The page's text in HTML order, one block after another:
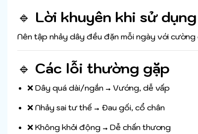
🔹 Lời khuyên khi sử dụng
Nên tập nhảy dây đều đặn mỗi ngày với
🔹 Các lỗi thường gặp
❌ Dây quá dài/ngắn → Vướng, dễ vấp
❌ Nhảy sai tư thế → Đau gối, cổ chân
❌ Không khởi động → Dễ chấn thương